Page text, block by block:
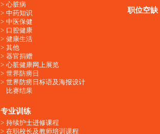
心脏病
中药知识
中医保健
口腔健康
健康生活
其他
器官捐赠
心脏健康网上展览
世界防痨日
世界防痨日标语及海报设计
比赛结果
专业训练
持续护士进修课程
在职校长及教师培训课程
职位空缺